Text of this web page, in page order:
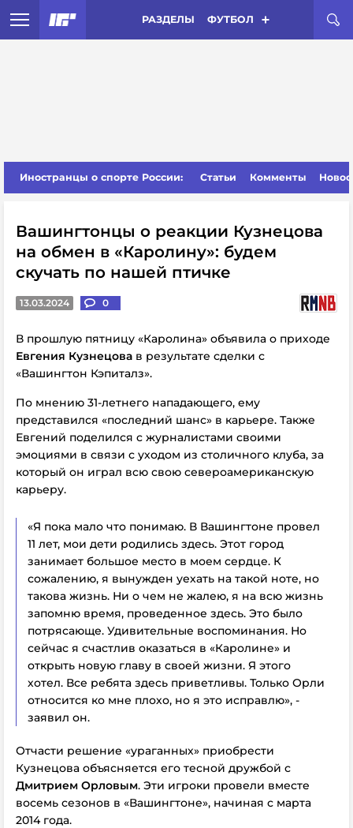
РАЗДЕЛЫ ФУТБОЛ
Иностранцы о спорте России: Статьи Комменты
Вашингтонцы о реакции Кузнецова
на обмен в «Каролину»: будем
скучать по нашей птичке
13.03.2024 0
В прошлую пятницу «Каролина» объявила о приходе
Евгения Кузнецова в результате сделки с
«Вашингтон Кэпиталз».
По мнению 31-летнего нападающего, ему
представился «последний шанс» в карьере. Также
Евгений поделился c журналистами своими
эмоциями в связи с уходом из столичного клуба, за
который он играл всю свою североамериканскую
карьеру.
«Я пока мало что понимаю. В Вашингтоне провел
11 лет, мои дети родились здесь. Этот город
занимает большое место в моем сердце. К
сожалению, я вынужден уехать на такой ноте, но
такова жизнь. Ни о чем не жалею, я на всю жизнь
запомню время, проведенное здесь. Это было
потрясающе. Удивительные воспоминания. Но
сейчас я счастлив оказаться в «Каролине» и
открыть новую главу в своей жизни. Я этого
хотел. Все ребята здесь приветливы. Только Орли
относится ко мне плохо, но я это исправлю», -
заявил он.
Отчасти решение «ураганных» приобрести
Кузнецова объясняется его тесной дружбой с
Дмитрием Орловым. Эти игроки провели вместе
восемь сезонов в «Вашингтоне», начиная с марта
2014 года.